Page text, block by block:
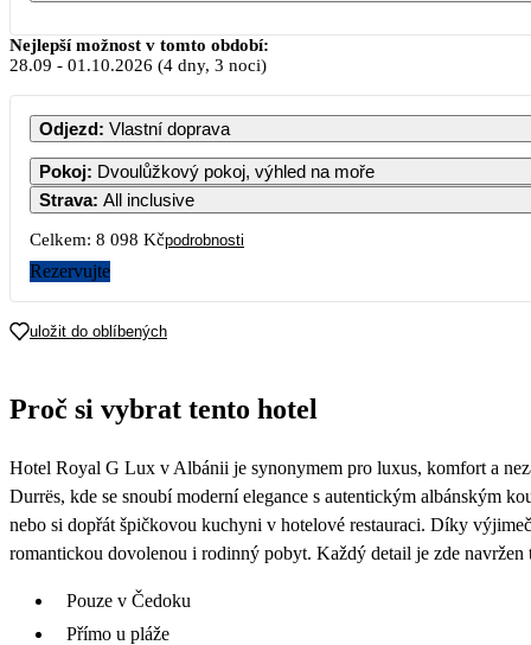
PO
7
13 229
Nejlepší možnost v tomto období:
28.09 - 01.10.2026 (4 dny, 3 noci)
Odjezd: Vlastní doprava
Pokoj: Dvoulůžkový pokoj, výhled na moře
Strava: All inclusive
Celkem: 8 098 Kčpodrobnosti
Rezervujte
uložit do oblíbených
Proč si vybrat tento hotel
Hotel Royal G Lux v Albánii je synonymem pro luxus, komfort a
Durrës, kde se snoubí moderní elegance s autentickým albánským
nebo si dopřát špičkovou kuchyni v hotelové restauraci. Díky
romantickou dovolenou i rodinný pobyt. Každý detail je zde
Pouze v Čedoku
Přímo u pláže